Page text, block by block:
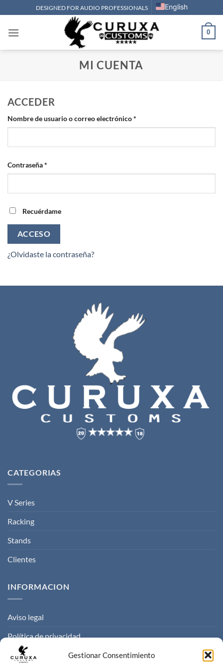
Gestionar Consentimiento
al
contenido
DESIGNED FOR AUDIO PROFESSIONALS English
0
MI CUENTA
ACCEDER
Nombre de usuario o correo electrónico*
Contraseña*
Recuérdame
ACCESO
¿Olvidaste la contraseña?
CATEGORIAS
V Series
Racking
Stands
Clientes
INFORMACION
Aviso legal
Política de privacidad
Politica de cookies